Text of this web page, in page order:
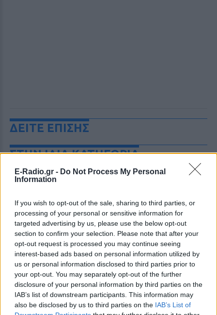
E-Radio.gr - Do Not Process My Personal
Information
If you wish to opt-out of the sale, sharing to third parties, or
processing of your personal or sensitive information for
targeted advertising by us, please use the below opt-out
section to confirm your selection. Please note that after your
opt-out request is processed you may continue seeing
interest-based ads based on personal information utilized by
us or personal information disclosed to third parties prior to
your opt-out. You may separately opt-out of the further
disclosure of your personal information by third parties on the
IAB’s list of downstream participants. This information may
also be disclosed by us to third parties on the IAB’s List of
ΔΕΙΤΕ ΕΠΙΣΗΣ
ΣΤΗΝ ΙΔΙΑ ΚΑΤΗΓΟΡΙΑ
«Δεν θα το ξεχάσω όσο ζω»: Η
στιγμή που είδε τον Ιησού
ΣΉΜΕΡΑ
Η τραγουδίστρια περιέγραψε μέσα από
το Instagram μια εμπειρία που λέει πως
έζησε όταν ο γιος της νοσηλευόταν στο
νοσοκομείο της Αρτας.
Η Ιωάννα Τούνη δημοσίευσε
υλικό από τις διακοπές της στη
Μύκονο: Όσο και αν έχω
ταξιδέψει, αυτός είναι ο
αγαπημένος μου προορισμός